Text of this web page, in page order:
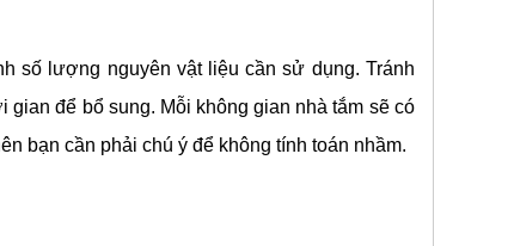
số lượng nguyên vật liệu cần sử dụng. Tránh
để bổ sung. Mỗi không gian nhà tắm sẽ có
bạn cần phải chú ý để không tính toán nhầm.